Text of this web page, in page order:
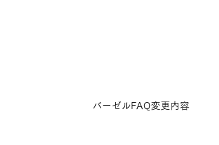
バーゼルFAQ変更内容